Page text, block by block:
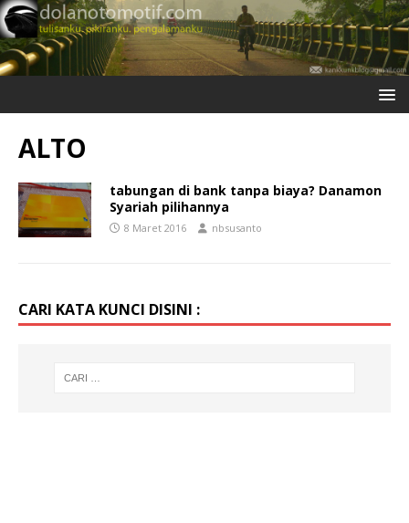
ALTO
tabungan di bank tanpa biaya? Danamon
Syariah pilihannya
8 Maret 2016 nbsusanto
CARI KATA KUNCI DISINI :